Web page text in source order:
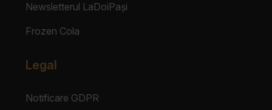
Newsletterul LaDoiPași
Frozen Cola
Legal
Notificare GDPR